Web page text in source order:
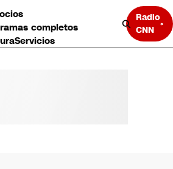
completos
Servicios
Radio
CNN